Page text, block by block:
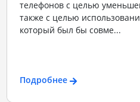
телефонов с целью
также с целью
который был бы совме...
Подробнее